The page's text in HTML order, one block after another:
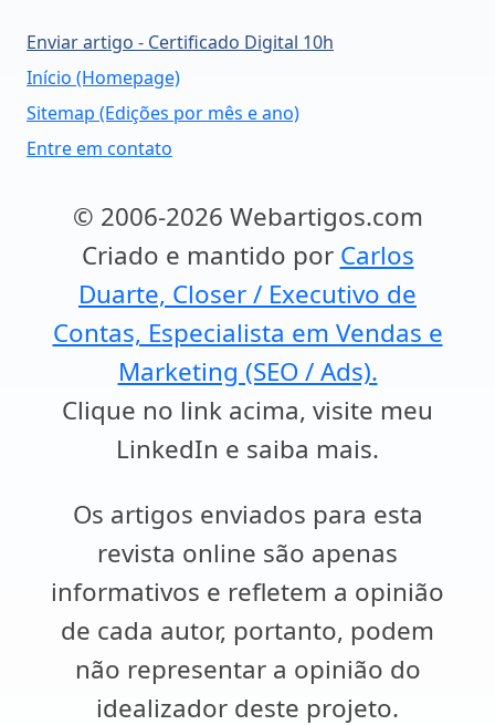
Enviar artigo - Certificado Digital 10h
Início (Homepage)
Sitemap (Edições por mês e ano)
Entre em contato
© 2006-2026 Webartigos.com
Criado e mantido por Carlos
Duarte, Closer / Executivo de
Contas, Especialista em Vendas e
Marketing (SEO / Ads).
Clique no link acima, visite meu
LinkedIn e saiba mais.
Os artigos enviados para esta
revista online são apenas
informativos e refletem a opinião
de cada autor, portanto, podem
não representar a opinião do
idealizador deste projeto.